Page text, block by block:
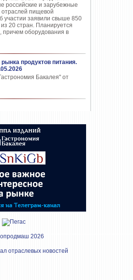
российские и зарубежные
отраслей пищевой
заявили свыше 850
20 стран. Планируется
причем оборудования в
продуктов питания.
Бакалея" от